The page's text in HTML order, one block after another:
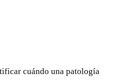
cuándo una patología